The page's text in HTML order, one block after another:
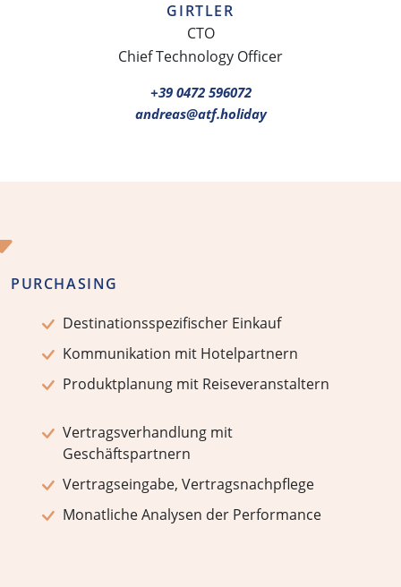
GIRTLER
CTO
Chief Technology Officer
+39 0472 596072
andreas@atf.holiday
PURCHASING
Destinationsspezifischer Einkauf
Kommunikation mit Hotelpartnern
Produktplanung mit Reiseveranstaltern
Vertragsverhandlung mit
Geschäftspartnern
Vertragseingabe, Vertragsnachpflege
Monatliche Analysen der Performance